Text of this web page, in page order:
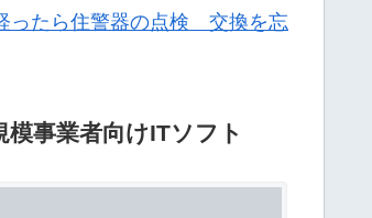
模事業者向けITソフト